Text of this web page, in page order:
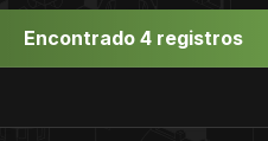
Encontrado 4 registros